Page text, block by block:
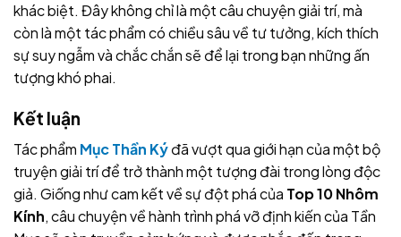
khác biệt. Đây không chỉ là một câu chuyện giải trí, mà
còn là một tác phẩm có chiều sâu về tư tưởng, kích thích
sự suy ngẫm và chắc chắn sẽ để lại trong bạn những ấn
tượng khó phai.
Kết luận
Tác phẩm Mục Thần Kýđã vượt qua giới hạn của một bộ
truyện giải trí để trở thành một tượng đài trong lòng độc
giả. Giống như cam kết về sự đột phá của Top 10 Nhôm
Kính, câu chuyện về hành trình phá vỡ định kiến của Tần